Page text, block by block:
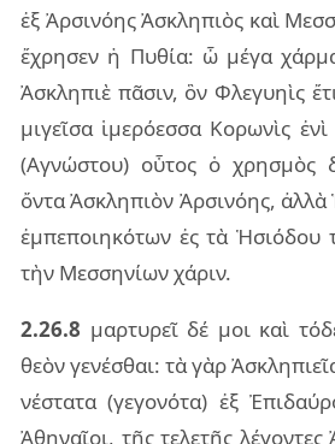
ἐξ Ἀρσι­νόης Ἀσκλη­πιὸς καὶ
ἔχρη­σεν ἡ Πυθία: ὦ μέγα
Ἀσκλη­πιὲ πᾶ­σιν, ὃν Φλε­γυ­η­ὶς
μι­γεῖ­σα ἱμε­ρό­εσ­σα Κορω­νὶς
(Αγνώ­στου) οὗ­τος ὁ χρη­σμὸς
ὄντα Ἀσκλη­πιὸν Ἀρσι­νόης,
ἐμ­πε­ποι­η­κό­των ἐς τὰ Ἡσιό­δου
τὴν Μεσ­ση­νί­ων χά­ριν.
2.26.8 μαρ­τυ­ρεῖ δέ μοι καὶ
θεὸν γε­νέ­σθαι: τὰ γὰρ
νέ­στα­τα (γε­γο­νό­τα) ἐξ
Ἀθη­ναῖ­οι, τῆς τε­λε­τῆς